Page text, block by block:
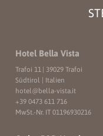
Hotel Bella Vista
Trafoi 11 | 39029 Trafoi
Südtirol | Italien
hotel@bella-vista.it
+39 0473 611 716
MwSt.-Nr. IT 01196930216